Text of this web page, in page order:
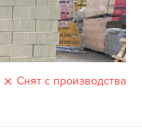
Снят с производства